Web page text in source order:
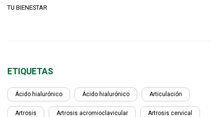
TU BIENESTAR
ETIQUETAS
Ácido hialurónico Ácido hialurónico Articulación
Artrosis Artrosis acromioclavicular Artrosis cervical